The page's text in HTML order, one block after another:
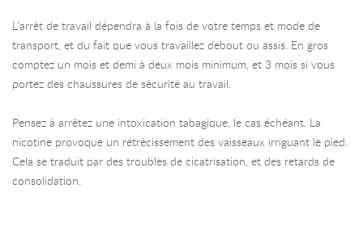
L’arrêt de travail dépendra à la fois de votre temps et mode de
transport, et du fait que vous travaillez debout ou assis. En gros
comptez un mois et demi à deux mois minimum, et 3 mois si vous
portez des chaussures de sécurité au travail.
Pensez à arrêtez une intoxication tabagique, le cas échéant. La
nicotine provoque un rétrécissement des vaisseaux irriguant le pied.
Cela se traduit par des troubles de cicatrisation, et des retards de
consolidation.